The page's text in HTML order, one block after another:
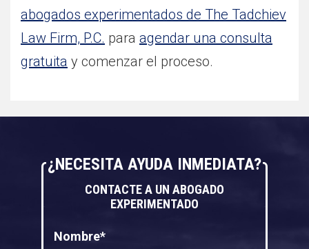
abogados experimentados de The Tadchiev
Law Firm, P.C. para agendar una consulta
gratuita y comenzar el proceso.
¿NECESITA AYUDA INMEDIATA?
CONTACTE A UN ABOGADO
EXPERIMENTADO
Nombre*